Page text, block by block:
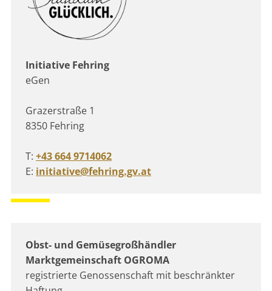
Initiative Fehring
eGen
Grazerstraße 1
8350 Fehring
T: +43 664 9714062
E: initiative@fehring.gv.at
Obst- und Gemüsegroßhändler
Marktgemeinschaft OGROMA
registrierte Genossenschaft mit beschränkter